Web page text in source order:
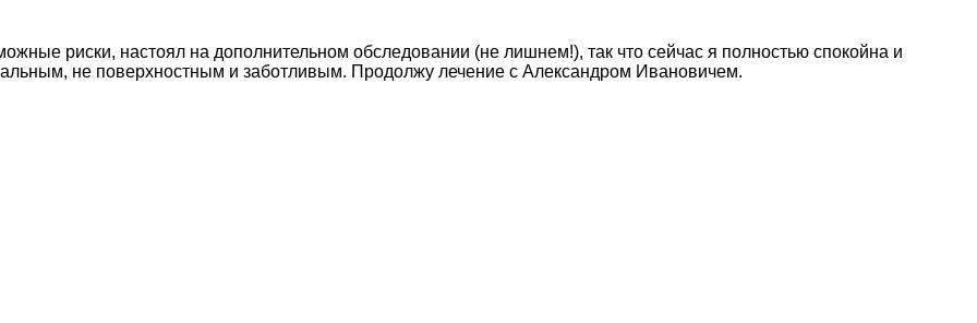
риски, настоял на дополнительном обследовании (не лишнем!), так что сейчас я полностью спокойна и
не поверхностным и заботливым. Продолжу лечение с Александром Ивановичем.